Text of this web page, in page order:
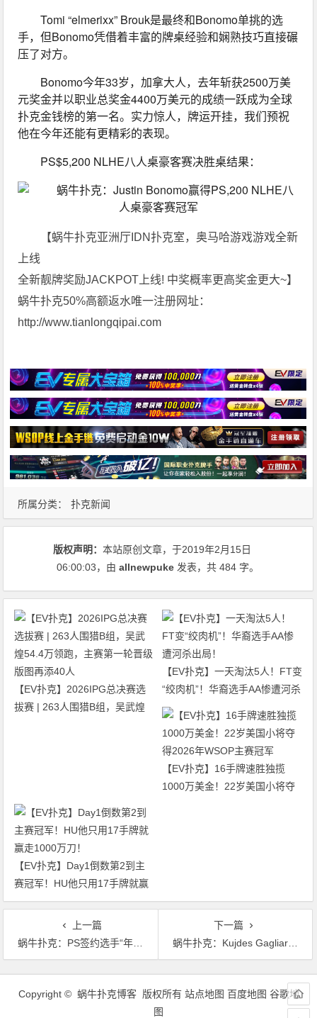
Tomi “elmerixx” Brouk是最终和Bonomo单挑的选
手，但Bonomo凭借着丰富的牌桌经验和娴熟技巧直接碾
压了对方。
Bonomo今年33岁，加拿大人，去年斩获2500万美
元奖金并以职业总奖金4400万美元的成绩一跃成为全球
扑克金钱榜的第一名。实力惊人，牌运开挂，我们预祝
他在今年还能有更精彩的表现。
PS$5,200 NLHE八人桌豪客赛决胜桌结果：
【蜗牛扑克亚洲厅IDN扑克室，奥马哈游戏游戏全新
上线
全新靓牌奖励JACKPOT上线! 中奖概率更高奖金更大~】
蜗牛扑克50%高额返水唯一注册网址：
http://www.tianlongqipai.com
所属分类： 扑克新闻
版权声明：本站原创文章，于2019年2月15日
06:00:03，由allnewpuke 发表，共 484 字。
【EV扑克】2026IPG总决赛选
拔赛 | 263人围猎B组，吴武煌
【EV扑克】一天淘汰5人！FT变
“绞肉机”！华裔选手AA惨遭河杀
出局！
【EV扑克】16手牌速胜独揽
1000万美金！22岁美国小将夺
【EV扑克】Day1倒数第2到主
赛冠军！HU他只用17手牌就赢
走1000万刀！
上一篇
蜗牛扑克：PS签约选手“年初综合症”：Jaime Staples宣布离开PS
下一篇
蜗牛扑克：Kujdes Gagliardi赢得慈善赛冠军
文
Copyright © 蜗牛扑克博客 版权所有 站点地图 百度地图 谷歌地
图